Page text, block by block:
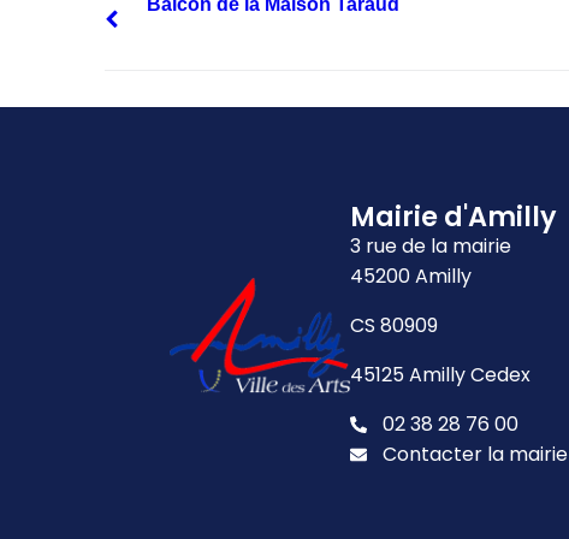
Balcon de la Maison Taraud
Mairie d'Amilly
3 rue de la mairie
45200 Amilly
CS 80909
45125 Amilly Cedex
02 38 28 76 00
Contacter la mairie